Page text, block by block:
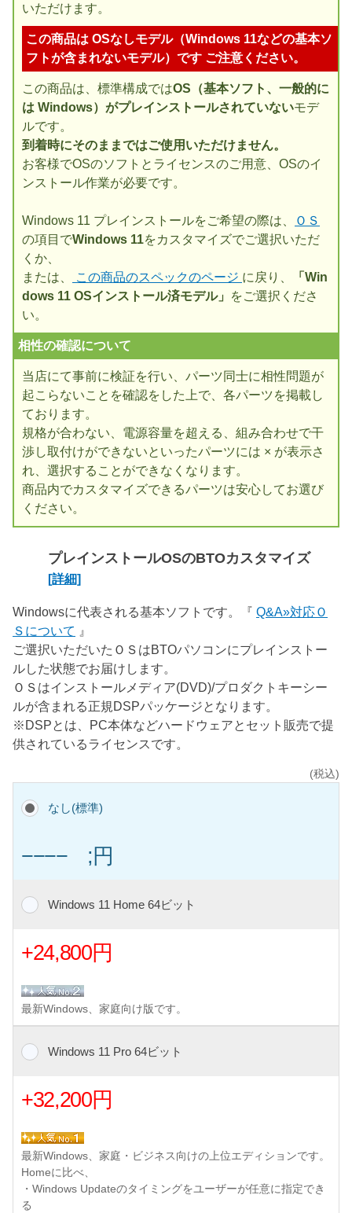
いただけます。
この商品は OSなしモデル（Windows 11などの基本ソ
フトが含まれないモデル）です ご注意ください。
この商品は、標準構成ではOS（基本ソフト、一般的に
は Windows）がプレインストールされていないモデ
ルです。
到着時にそのままではご使用いただけません。
お客様でOSのソフトとライセンスのご用意、OSのイ
ンストール作業が必要です。
Windows 11 プレインストールをご希望の際は、
ＯＳ
の項目でWindows 11をカスタマイズでご選択いただ
くか、
または、
この商品のスペックのページ に戻り、
「Win
dows 11 OSインストール済モデル」
をご選択くださ
い。
相性の確認について
当店にて事前に検証を行い、パーツ同士に相性問題が
起こらないことを確認をした上で、各パーツを掲載し
ております。
規格が合わない、電源容量を超える、組み合わせで干
渉し取付けができないといったパーツには × が表示さ
れ、選択することができなくなります。
商品内でカスタマイズできるパーツは安心してお選び
ください。
プレインストールOSのBTOカスタマイズ
[詳細]
Windowsに代表される基本ソフトです。『 Q&A»対応Ｏ
Ｓについて 』
ご選択いただいたＯＳはBTOパソコンにプレインストー
ルした状態でお届けします。
ＯＳはインストールメディア(DVD)/プロダクトキーシー
ルが含まれる正規DSPパッケージとなります。
※DSPとは、PC本体などハードウェアとセット販売で提
供されているライセンスです。
(税込)
なし(標準)
−−−− ;円
Windows 11 Home 64ビット
+24,800円
最新Windows、家庭向け版です。
Windows 11 Pro 64ビット
+32,200円
最新Windows、家庭・ビジネス向けの上位エディションです。
Homeに比べ、
・Windows Updateのタイミングをユーザーが任意に指定でき
る